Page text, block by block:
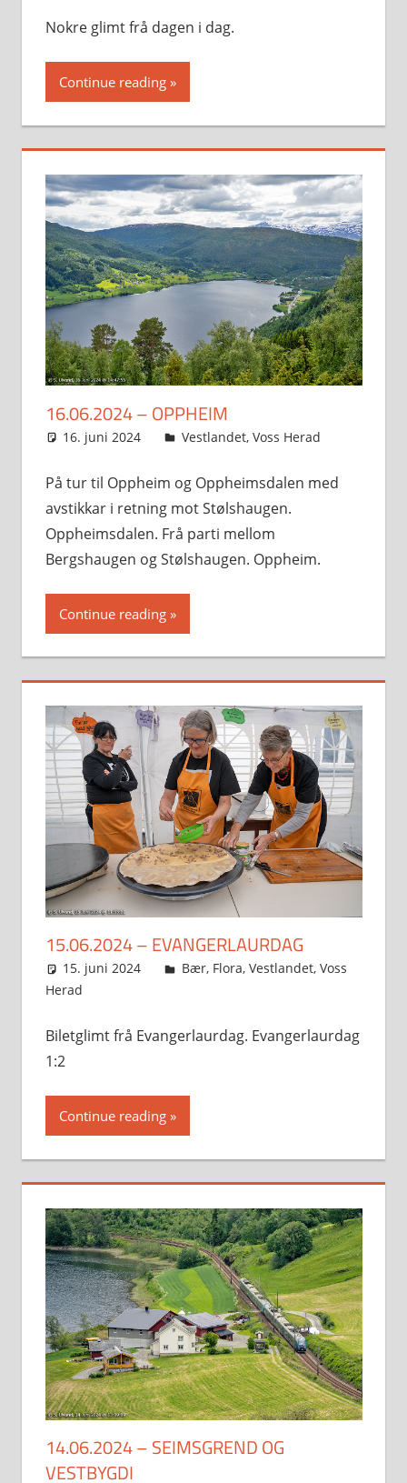
Nokre glimt frå dagen i dag.
Continue reading
16.06.2024 – OPPHEIM
16. juni 2024 Svein
Vestlandet, Voss Herad
På tur til Oppheim og Oppheimsdalen med
avstikkar i retning mot Stølshaugen.
Oppheimsdalen. Frå parti mellom
Bergshaugen og Stølshaugen. Oppheim.
Continue reading
15.06.2024 – EVANGERLAURDAG
15. juni 2024 Svein
Bær, Flora, Vestlandet, Voss
Herad
Biletglimt frå Evangerlaurdag. Evangerlaurdag
1:2
Continue reading
14.06.2024 – SEIMSGREND OG
VESTBYGDI